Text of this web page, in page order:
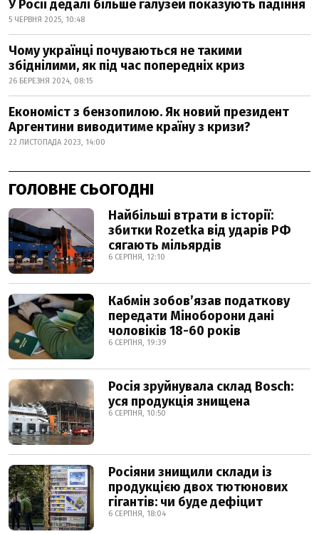
У Росії дедалі більше галузей показують падіння
5 ЧЕРВНЯ 2025, 10:48
Чому українці почуваються не такими
збіднілими, як під час попередніх криз
26 БЕРЕЗНЯ 2024, 08:15
Економіст з бензопилою. Як новий президент
Аргентини виводитиме країну з кризи?
22 ЛИСТОПАДА 2023, 14:00
ГОЛОВНЕ СЬОГОДНІ
Найбільші втрати в історії:
збитки Rozetka від ударів РФ
сягають мільярдів
6 СЕРПНЯ, 12:10
Кабмін зобовʼязав податкову
передати Міноборони дані
чоловіків 18-60 років
6 СЕРПНЯ, 19:39
Росія зруйнувала склад Bosch:
уся продукція знищена
6 СЕРПНЯ, 10:50
Росіяни знищили склади із
продукцією двох тютюнових
гігантів: чи буде дефіцит
6 СЕРПНЯ, 18:04